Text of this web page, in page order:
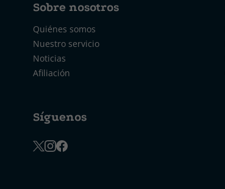
Sobre nosotros
Quiénes somos
Nuestro servicio
Noticias
Afiliación
Síguenos